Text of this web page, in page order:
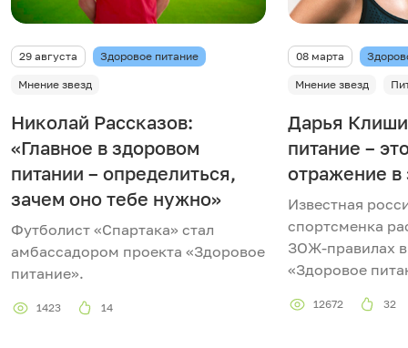
29 августа Здоровое питание
Мнение звезд
Николай Рассказов:
«Главное в здоровом
питании – определиться,
зачем оно тебе нужно»
Футболист «Спартака» стал
амбассадором проекта «Здоровое
питание».
1423 14
08 марта
Мнение звезд
Дарья
питание –
отражение в
Известная
спортсменка
ЗОЖ-правилах
«Здоровое
12672 32